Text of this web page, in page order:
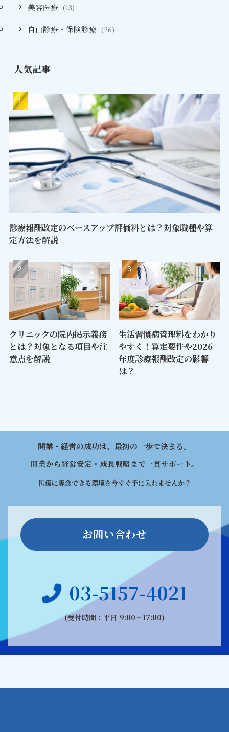
美容医療 (13)
自由診療・保険診療 (26)
人気記事
診療報酬改定のベースアップ評価料とは？対象職種や算
定方法を解説
クリニックの院内掲示義務
とは？対象となる項目や注
意点を解説
生活習慣病管理料をわかり
やすく！算定要件や2026
年度診療報酬改定の影響
は？
開業・経営の成功は、最初の一歩で決まる。
開業から経営安定・成長戦略まで一貫サポート。
医療に専念できる環境を今すぐ手に入れませんか？
お問い合わせ
03-5157-4021
(受付時間：平日 9:00〜17:00)